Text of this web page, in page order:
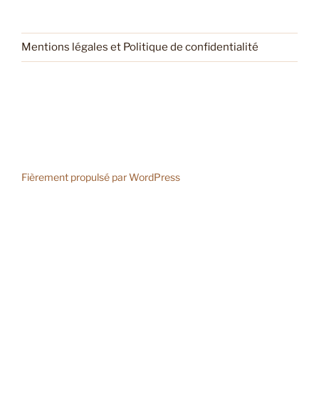
Mentions légales et Politique de confidentialité
Fièrement propulsé par WordPress